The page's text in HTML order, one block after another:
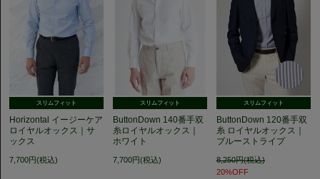
スリムフィット
Horizontal イージーケア
ロイヤルオックス｜サ
ックス
7,700円(税込)
スリムフィット
ButtonDown 140番手双
糸ロイヤルオックス｜
ホワイト
7,700円(税込)
スリムフィット
ButtonDown 120番手双
糸 ロイヤルオックス｜
ブルーストライプ
8,250円(税込)
20%OFF